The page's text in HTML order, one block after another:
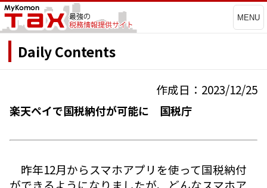
MENU
Daily Contents
作成日：2023/12/25
楽天ペイで国税納付が可能に 国税庁
昨年12月からスマホアプリを使って国税納付